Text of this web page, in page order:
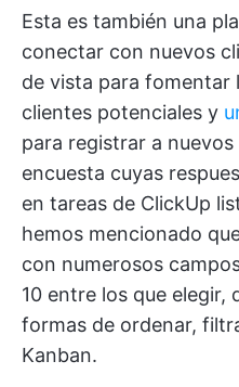
Esta es también una
conectar con nuevos
de vista para fomentar
clientes potenciales y
para registrar a
encuesta cuyas
en tareas de ClickUp
hemos mencionado
con numerosos
10 entre los que elegir,
formas de ordenar,
Kanban.